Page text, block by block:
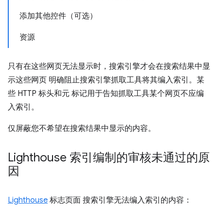
添加其他控件（可选）
资源
只有在这些网页无法显示时，搜索引擎才会在搜索结果中显
示这些网页 明确阻止搜索引擎抓取工具将其编入索引。某
些 HTTP 标头和元 标记用于告知抓取工具某个网页不应编
入索引。
仅屏蔽您不希望在搜索结果中显示的内容。
Lighthouse 索引编制的审核未通过的原
因
Lighthouse 标志页面 搜索引擎无法编入索引的内容：